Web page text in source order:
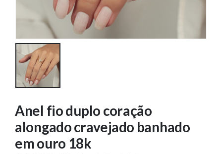
Anel fio duplo coração
alongado cravejado banhado
em ouro 18k